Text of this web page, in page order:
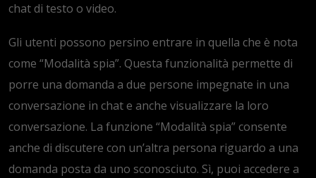
chat di testo o video.
Gli utenti possono persino entrare in quella che è nota
come “Modalità spia”. Questa funzionalità permette di
porre una domanda a due persone impegnate in una
conversazione in chat e anche visualizzare la loro
conversazione. La funzione “Modalità spia” consente
anche di discutere con un’altra persona riguardo a una
domanda posta da uno sconosciuto. Sì, puoi accedere a